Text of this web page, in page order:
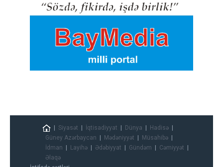
Siyasət İqtisadiyyat Dünya
Hadisə
Güney Azərbaycan
Mədəniyyət
Müsahibə
İdman
Layihə Ədəbiyyat Gündəm
Cəmiyyət
Əlaqə